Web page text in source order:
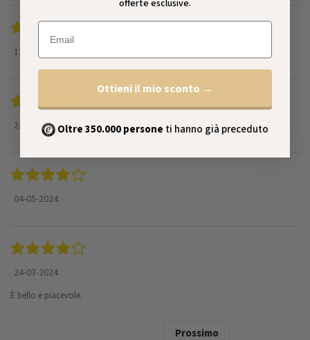
12-09-2025
24-02-2025
04-05-2024
24-03-2024
È bello e piacevole.
Prossimo
offerte esclusive.
Email
Ottieni il mio sconto →
Oltre 350.000 persone ti hanno già preceduto